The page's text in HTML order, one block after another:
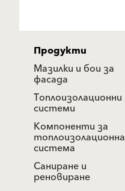
Продукти
Мазилки и бои за
фасада
Топлоизолационни
системи
Компоненти за
топлоизолационна
система
Саниране и
реновиране